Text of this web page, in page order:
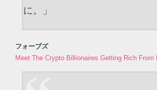
に。」
フォーブズ
Meet The Crypto Billionaires Getting Rich From